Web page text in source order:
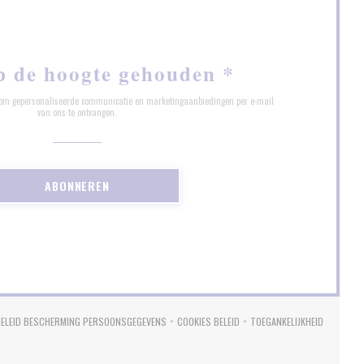
de hoogte gehouden *
gepersonaliseerde communicatie en marketingaanbiedingen per e-mail
van ons te ontvangen.
ABONNEREN
VENSTER))
BESCHERMING PERSOONSGEGEVENS
((OPENT IN EEN NIEUW VENSTER))
COOKIES BELEID
((OPENT IN EEN NIEUW VENSTER))
TOEGANKELIJKHEID
((OPENT IN EEN